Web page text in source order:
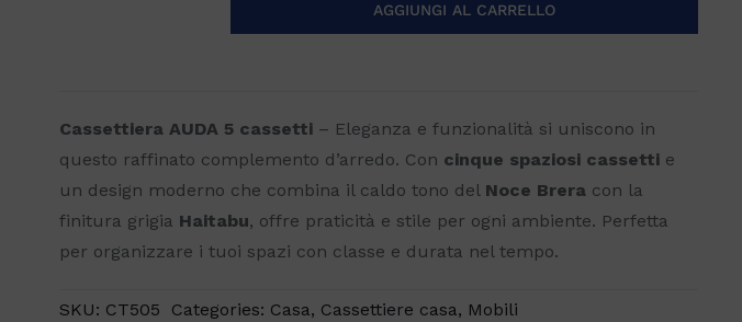
quantità
AGGIUNGI AL CARRELLO
Cassettiera AUDA 5 cassetti – Eleganza e funzionalità si uniscono in
questo raffinato complemento d’arredo. Con cinque spaziosi cassetti e
un design moderno che combina il caldo tono del Noce Brera con la
finitura grigia Haitabu, offre praticità e stile per ogni ambiente. Perfetta
per organizzare i tuoi spazi con classe e durata nel tempo.
SKU: CT505 Categories: Casa, Cassettiere casa, Mobili